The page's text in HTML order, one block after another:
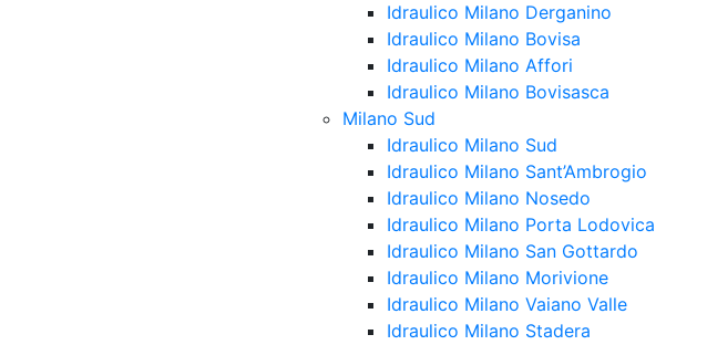
Idraulico Milano Derganino
Idraulico Milano Bovisa
Idraulico Milano Affori
Idraulico Milano Bovisasca
Milano Sud
Idraulico Milano Sud
Idraulico Milano Sant’Ambrogio
Idraulico Milano Nosedo
Idraulico Milano Porta Lodovica
Idraulico Milano San Gottardo
Idraulico Milano Morivione
Idraulico Milano Vaiano Valle
Idraulico Milano Stadera